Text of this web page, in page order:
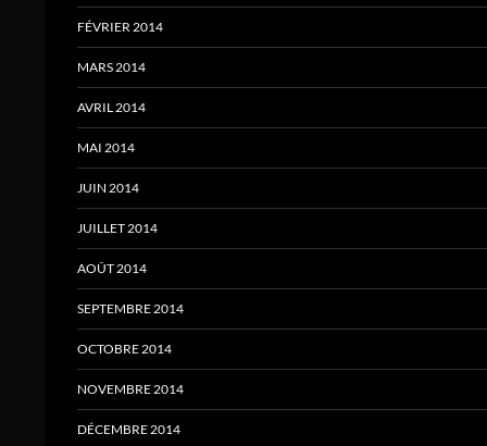
FÉVRIER 2014
MARS 2014
AVRIL 2014
MAI 2014
JUIN 2014
JUILLET 2014
AOÛT 2014
SEPTEMBRE 2014
OCTOBRE 2014
NOVEMBRE 2014
DÉCEMBRE 2014